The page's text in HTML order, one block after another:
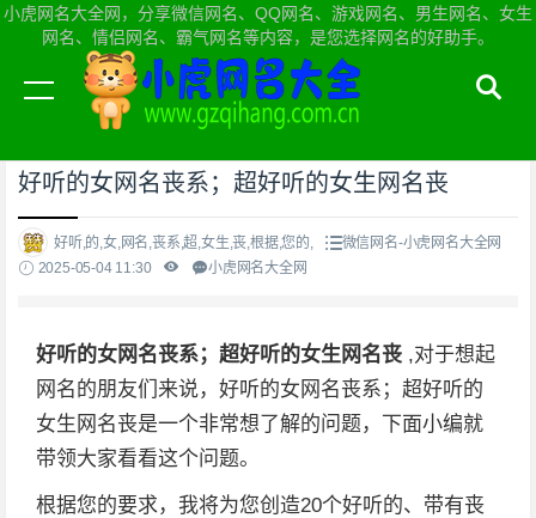
小虎网名大全网，分享微信网名、QQ网名、游戏网名、男生网名、女生
网名、情侣网名、霸气网名等内容，是您选择网名的好助手。
当前位置：小虎网名大全网首页>微信网名
好听的女网名丧系；超好听的女生网名丧
好听,的,女,网名,丧系,超,女生,丧,根据,您的,
微信网名-小虎网名大全网
2025-05-04 11:30
小虎网名大全网
好听的女网名丧系；超好听的女生网名丧 ,对于想起
网名的朋友们来说，好听的女网名丧系；超好听的
女生网名丧是一个非常想了解的问题，下面小编就
带领大家看看这个问题。
根据您的要求，我将为您创造20个好听的、带有丧